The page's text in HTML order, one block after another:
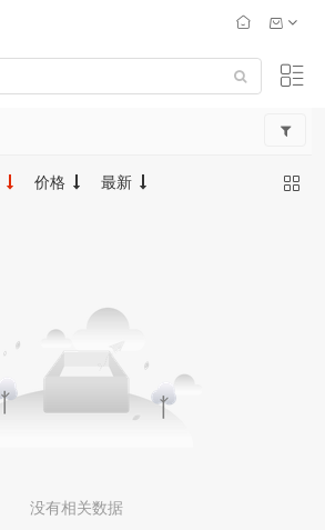
价格 最新
没有相关数据